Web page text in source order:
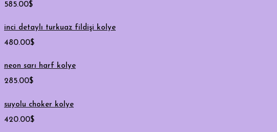
585.00$
inci detaylı turkuaz fildişi kolye
480.00$
neon sarı harf kolye
285.00$
suyolu choker kolye
420.00$